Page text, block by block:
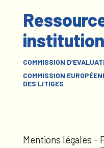
COMMISSION
COMMISSION
DES LITIGES
Mentions légales -